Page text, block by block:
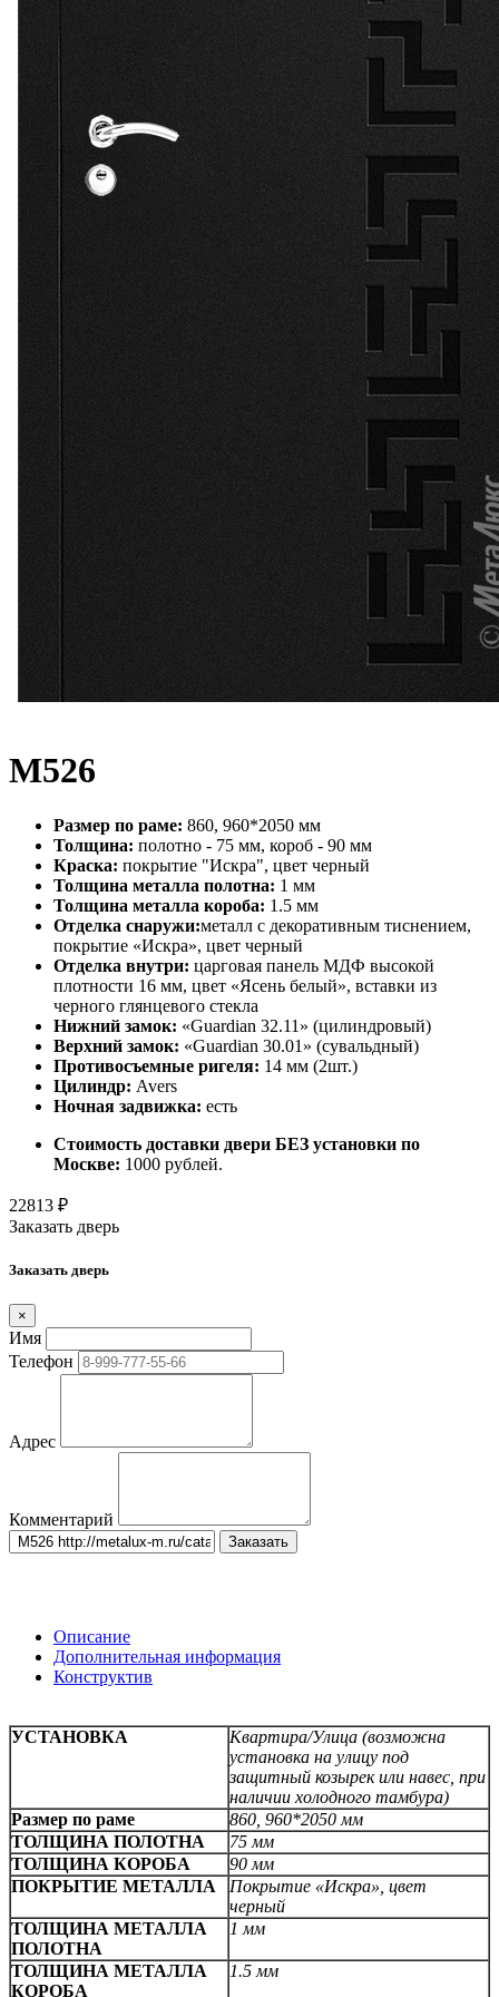
М526
Размер по раме: 860, 960*2050 мм
Толщина: полотно - 75 мм, короб - 90 мм
Краска: покрытие "Искра", цвет черный
Толщина металла полотна: 1 мм
Толщина металла короба: 1.5 мм
Отделка снаружи:металл с декоративным тиснением,
покрытие «Искра», цвет черный
Отделка внутри: царговая панель МДФ высокой
плотности 16 мм, цвет «Ясень белый», вставки из
черного глянцевого стекла
Нижний замок: «Guardian 32.11» (цилиндровый)
Верхний замок: «Guardian 30.01» (сувальдный)
Противосъемные ригеля: 14 мм (2шт.)
Цилиндр: Avers
Ночная задвижка: есть
Стоимость доставки двери БЕЗ установки по
Москве: 1000 рублей.
22813 ₽
Заказать дверь
Заказать дверь
×
Имя
Телефон
Адрес
Комментарий
Заказать
Описание
Дополнительная информация
Конструктив
УСТАНОВКА
Квартира/Улица (возможна
установка на улицу под
защитный козырек или навес, при
наличии холодного тамбура)
Размер по раме
860, 960*2050 мм
ТОЛЩИНА ПОЛОТНА
75 мм
ТОЛЩИНА КОРОБА
90 мм
ПОКРЫТИЕ МЕТАЛЛА
Покрытие «Искра», цвет
черный
ТОЛЩИНА МЕТАЛЛА
ПОЛОТНА
1 мм
ТОЛЩИНА МЕТАЛЛА
КОРОБА
1.5 мм